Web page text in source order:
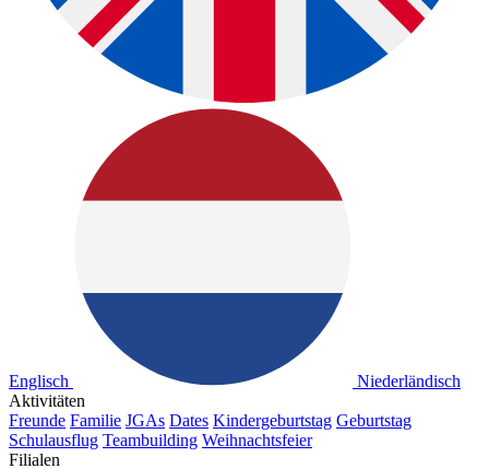
Englisch
Niederländisch
Aktivitäten
Freunde Familie JGAs Dates Kindergeburtstag Geburtstag
Schulausflug Teambuilding Weihnachtsfeier
Filialen